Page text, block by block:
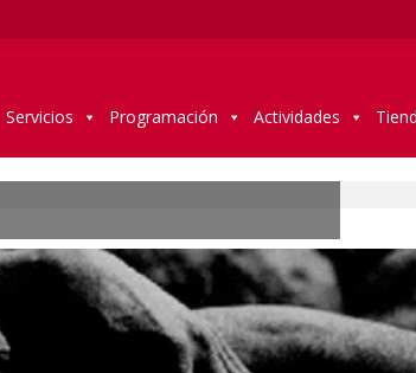
Servicios Programación Actividades